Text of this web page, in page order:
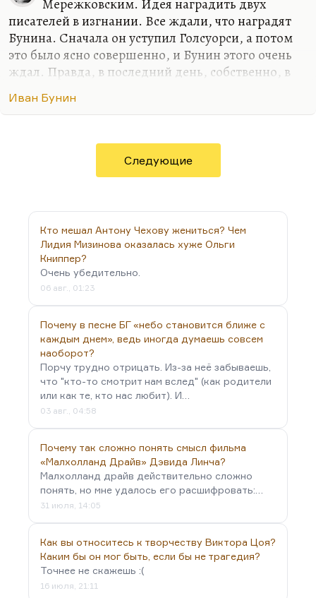
Мережковским. Идея наградить двух
писателей в изгнании. Все ждали, что наградят
Бунина. Сначала он уступил Голсуорси, а потом
это было ясно совершенно, и Бунин этого очень
ждал. Правда, в последний день, собственно, в
дневнике, что «не надо и ждать». И он пошел в
он действительно развлекся, потому что
показывали Кису Куприну (дочку Куприна,
Ксению). Она красавица была, молодость и
или еще кто-то, из семьи, просунулся в двери
кинотеатра и ему в ухо прошептал: «Телефон из
Стокгольма», он стал отмахиваться и говорить:
«Да ну, я…
Иван Бунин
Следующие
Кто мешал Антону Чехову жениться? Чем
Лидия Мизинова оказалась хуже Ольги
Книппер?
Очень убедительно.
06 авг., 01:23
Почему в песне БГ «небо становится ближе с
каждым днем», ведь иногда думаешь совсем
наоборот?
Порчу трудно отрицать. Из-за неё забываешь,
что "кто-то смотрит нам вслед" (как родители
или как те, кто нас любит). И…
03 авг., 04:58
Почему так сложно понять смысл фильма
«Малхолланд Драйв» Дэвида Линча?
Малхолланд драйв действительно сложно
понять, но мне удалось его расшифровать:…
31 июля, 14:05
Как вы относитесь к творчеству Виктора Цоя?
Каким бы он мог быть, если бы не трагедия?
Точнее не скажешь :(
16 июля, 21:11